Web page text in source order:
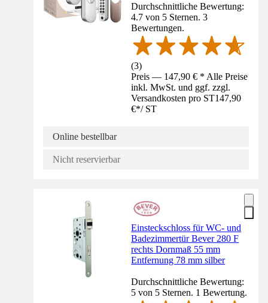
Durchschnittliche Bewertung:
4.7 von 5 Sternen. 3
Bewertungen.
(3)
Preis — 147,90 € * Alle Preise
inkl. MwSt. und ggf. zzgl.
Versandkosten pro ST147,90
€*/ ST
Online bestellbar
Nicht reservierbar
Einsteckschloss für WC- und
Badezimmertür Bever 280 F
rechts Dornmaß 55 mm
Entfernung 78 mm silber
Durchschnittliche Bewertung:
5 von 5 Sternen. 1 Bewertung.